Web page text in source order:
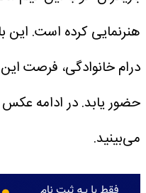
هنرنمایی کرده است. این
درام خانوادگی، فرصت
حضور یابد. در ادامه
می‌بینید.